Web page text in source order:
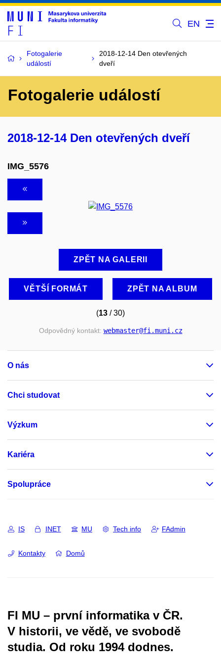
EN
Fotogalerie
událostí
2018-12-14 Den otevřených
dveří
Fotogalerie událostí
2018-12-14 Den otevřených dveří
IMG_5576
ZPĚT NA GALERII
VĚTŠÍ FORMÁT ZPĚT NA ALBUM
(13 / 30)
Odpovědný kontakt: webmaster@fi.muni.cz
O nás
Chci studovat
Výzkum
Kariéra
Spolupráce
IS INET MU Tech info FAdmin
Kontakty Domů
FI MU – první informatika v ČR.
V historii, ve vědě, ve svobodě
studia. Od roku 1994 dodnes.